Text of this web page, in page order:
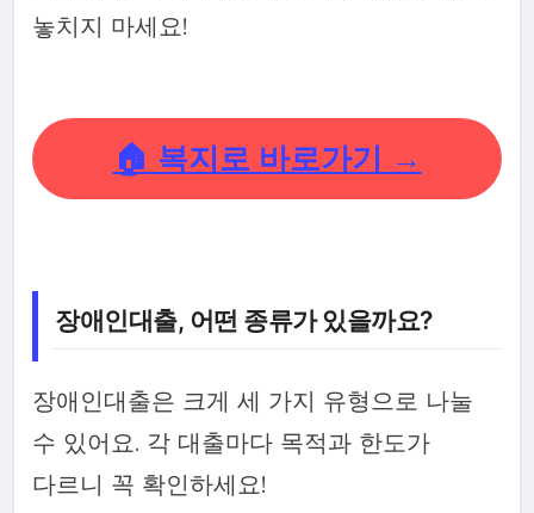
놓치지 마세요!
🏠 복지로 바로가기 →
장애인대출, 어떤 종류가 있을까요?
장애인대출은 크게 세 가지 유형으로 나눌
수 있어요. 각 대출마다 목적과 한도가
다르니 꼭 확인하세요!